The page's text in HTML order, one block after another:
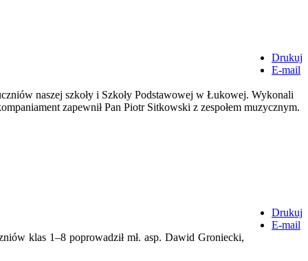
Drukuj
E-mail
naszej szkoły i Szkoły Podstawowej w Łukowej. Wykonali
zapewnił Pan Piotr Sitkowski z zespołem muzycznym.
Drukuj
E-mail
klas 1–8 poprowadził mł. asp. Dawid Groniecki,